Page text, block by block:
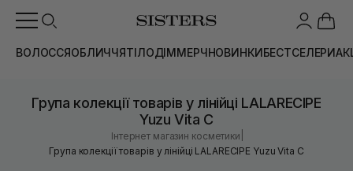
ВОЛОССЯОБЛИЧЧЯТІЛОДІММЕРЧНОВИНКИБЕСТСЕЛЕРИ
Група колекції товарів у лінійці LALARECIPE
Yuzu Vita C
Інтернет магазин косметики
Група колекції товарів у лінійці LALARECIPE Yuzu Vita C